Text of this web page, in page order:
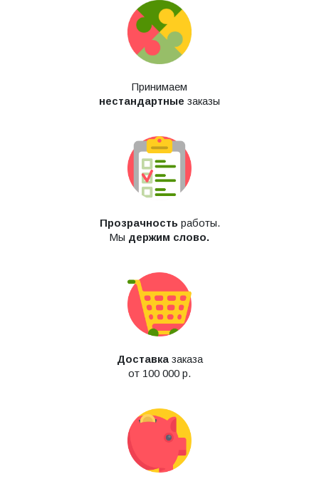
Принимаем
нестандартные заказы
Прозрачность работы.
Мы держим слово.
Доставказаказа
от 100 000 р.